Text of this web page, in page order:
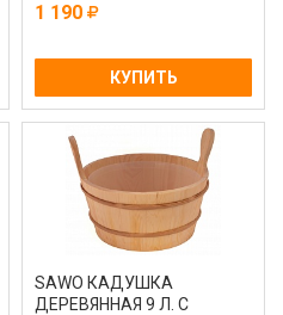
1 190
КУПИТЬ
SAWO КАДУШКА
ДЕРЕВЯННАЯ 9 Л. С